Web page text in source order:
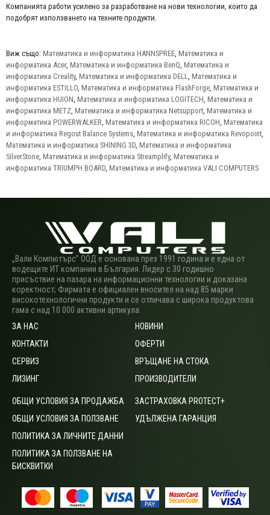
Компанията работи усилено за разработване на нови технологии, които да
подобрят използването на техните продукти.
Виж също: Математика и информатика HANNSPREE, Математика и
информатика Acer, Математика и информатика BenQ, Математика и
информатика Creality, Математика и информатика DELL, Математика и
информатика ESTILLO, Математика и информатика FlashForge, Математика и
информатика HUION, Математика и информатика LOGITECH, Математика и
информатика METZ, Математика и информатика Netsupport, Математика и
информатика POWERWALKER, Математика и информатика RICOH, Математика
и информатика Regout Balance Systems, Математика и информатика Revopoint,
Математика и информатика SHINING 3D, Математика и информатика
SilverStone, Математика и информатика Streamplify, Математика и
информатика TRIUMPH BOARD, Математика и информатика VALI COMPUTERS
„Вали Компютърс” ООД е основана през 1991 година и е една от
водещите ИТ компании в България. Лидер с 30 годишно
присъствие на пазара на информационни технологии и доказана
коректност; Фирмата е официален вносител на над 85 марки
високотехнологични продукти и се отличава с широка продуктова
гама с над 10 000 активни артикула.
ЗА НАС
КОНТАКТИ
СЕРВИЗ
ЛИЗИНГ
НОВИНИ
ОФЕРТИ
ВРЪЩАНЕ НА СТОКА
ПРОИЗВОДИТЕЛИ
ОБЩИ УСЛОВИЯ ЗА ПРОДАЖБА
ОБЩИ УСЛОВИЯ ЗА ПОЛЗВАНЕ
ПОЛИТИКА ЗА ЛИЧНИТЕ ДАННИ
ПОЛИТИКА ЗА ПОЛЗВАНЕ НА
БИСКВИТКИ
ЗАСТРАХОВКА PROTECT+
УДЪЛЖЕНА ГАРАНЦИЯ